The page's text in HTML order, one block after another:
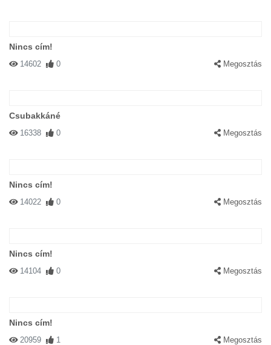
Nincs cím!
14602 0 Megosztás
Csubakkáné
16338 0 Megosztás
Nincs cím!
14022 0 Megosztás
Nincs cím!
14104 0 Megosztás
Nincs cím!
20959 1 Megosztás